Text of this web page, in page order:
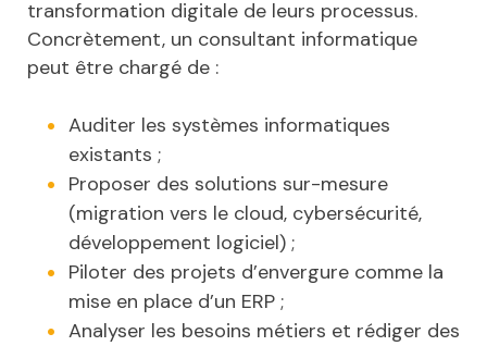
transformation digitale de leurs processus.
Concrètement, un consultant informatique
peut être chargé de :
Auditer les systèmes informatiques
existants ;
Proposer des solutions sur-mesure
(migration vers le cloud, cybersécurité,
développement logiciel) ;
Piloter des projets d’envergure comme la
mise en place d’un ERP ;
Analyser les besoins métiers et rédiger des